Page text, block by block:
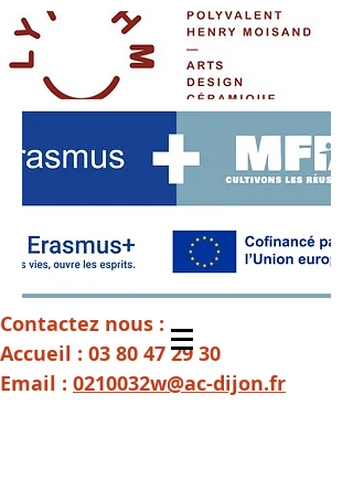
Contactez nous :
Accueil : 03 80 47 29 30
Email : 0210032w@ac-dijon.fr